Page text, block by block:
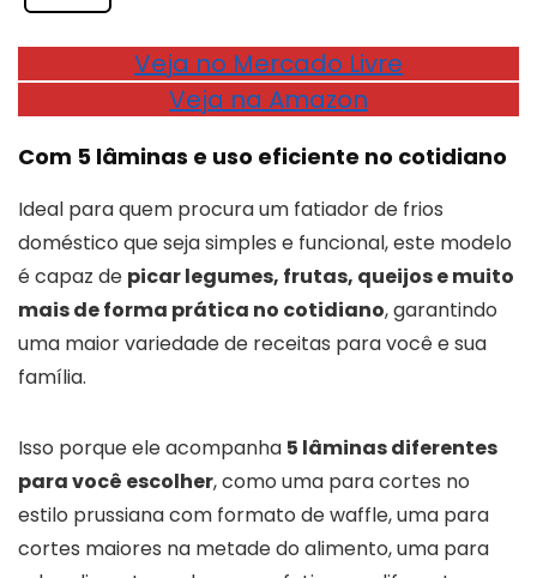
Veja no Mercado Livre
Veja na Amazon
Com 5 lâminas e uso eficiente no cotidiano
Ideal para quem procura um fatiador de frios
doméstico que seja simples e funcional, este modelo
é capaz de picar legumes, frutas, queijos e muito
mais de forma prática no cotidiano, garantindo
uma maior variedade de receitas para você e sua
família.
Isso porque ele acompanha 5 lâminas diferentes
para você escolher, como uma para cortes no
estilo prussiana com formato de waffle, uma para
cortes maiores na metade do alimento, uma para